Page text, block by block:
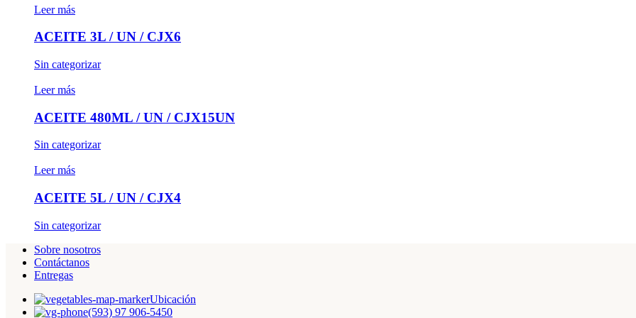
Leer más
ACEITE 3L / UN / CJX6
Sin categorizar
Leer más
ACEITE 480ML / UN / CJX15UN
Sin categorizar
Leer más
ACEITE 5L / UN / CJX4
Sin categorizar
Sobre nosotros
Contáctanos
Entregas
Ubicación
(593) 97 906-5450